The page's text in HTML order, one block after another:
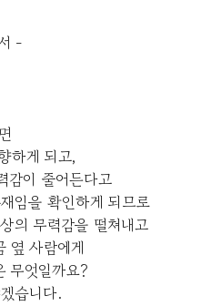
-
하게 되고,
감이 줄어든다고
임을 확인하게 되므로
의 무력감을 떨쳐내고
옆 사람에게
무엇일까요?
습니다.